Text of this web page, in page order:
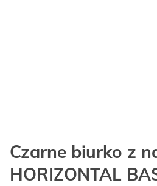
Czarne biurko z
HORIZONTAL